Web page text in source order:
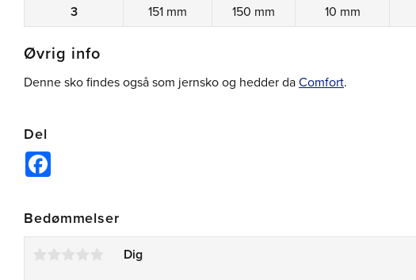
3
151 mm 150 mm 10 mm
Øvrig info
Denne sko findes også som jernsko og hedder da Comfort.
Del
Bedømmelser
Dig